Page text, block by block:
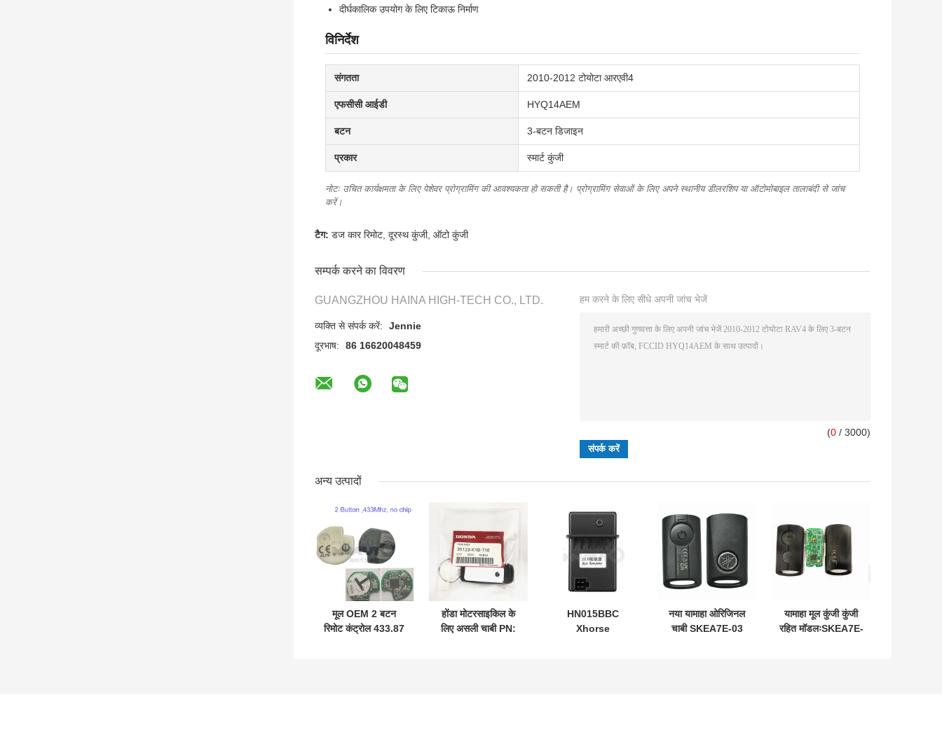
दीर्घकालिक उपयोग के लिए टिकाऊ निर्माण
विनिर्देश
संगतता 2010-2012 टोयोटा आरएवी4
एफसीसी आईडी HYQ14AEM
बटन 3-बटन डिजाइन
प्रकार स्मार्ट कुंजी
नोटः उचित कार्यक्षमता के लिए पेशेवर प्रोग्रामिंग की आवश्यकता हो सकती है। प्रोग्रामिंग सेवाओं के लिए अपने स्थानीय डीलरशिप या ऑटोमोबाइल तालाबंदी से जांच
करें।
टैग: डज कार रिमोट, दूरस्थ कुंजी, ऑटो कुंजी
सम्पर्क करने का विवरण
GUANGZHOU HAINA HIGH-TECH CO., LTD.
व्यक्ति से संपर्क करें:
Jennie
दूरभाष:
86 16620048459
हम करने के लिए सीधे अपनी जांच भेजें
(0 / 3000)
अन्य उत्पादों
मूल OEM 2 बटन
रिमोट कंट्रोल 433.87
होंडा मोटरसाइकिल के
लिए असली चाबी PN:
HN015BBC
Xhorse
नया यामाहा ओरिजिनल
चाबी SKEA7E-03
यामाहा मूल कुंजी कुंजी
रहित मॉडलःSKEA7E-